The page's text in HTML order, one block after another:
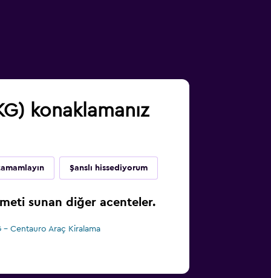
konaklamanız
Şanslı hissediyorum
sunan diğer acenteler.
- Centauro Araç Kiralama